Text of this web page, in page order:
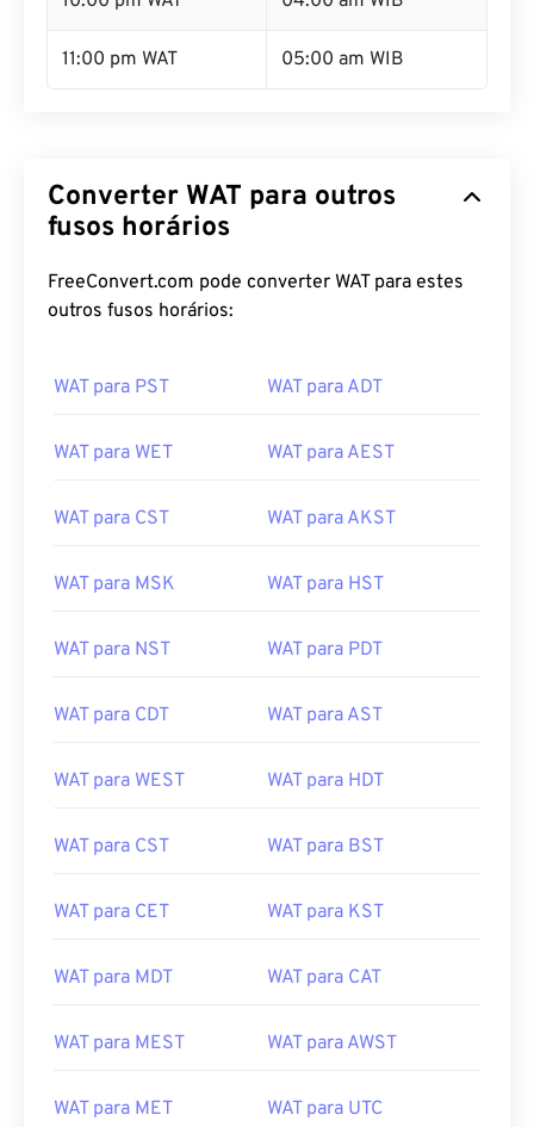
11:00 pm WAT 05:00 am WIB
Converter WAT para outros
fusos horários
FreeConvert.com pode converter WAT para estes
outros fusos horários:
WAT para PST WAT para ADT
WAT para WET WAT para AEST
WAT para CST WAT para AKST
WAT para MSK WAT para HST
WAT para NST WAT para PDT
WAT para CDT WAT para AST
WAT para WEST WAT para HDT
WAT para CST WAT para BST
WAT para CET WAT para KST
WAT para MDT WAT para CAT
WAT para MEST WAT para AWST
WAT para MET WAT para UTC